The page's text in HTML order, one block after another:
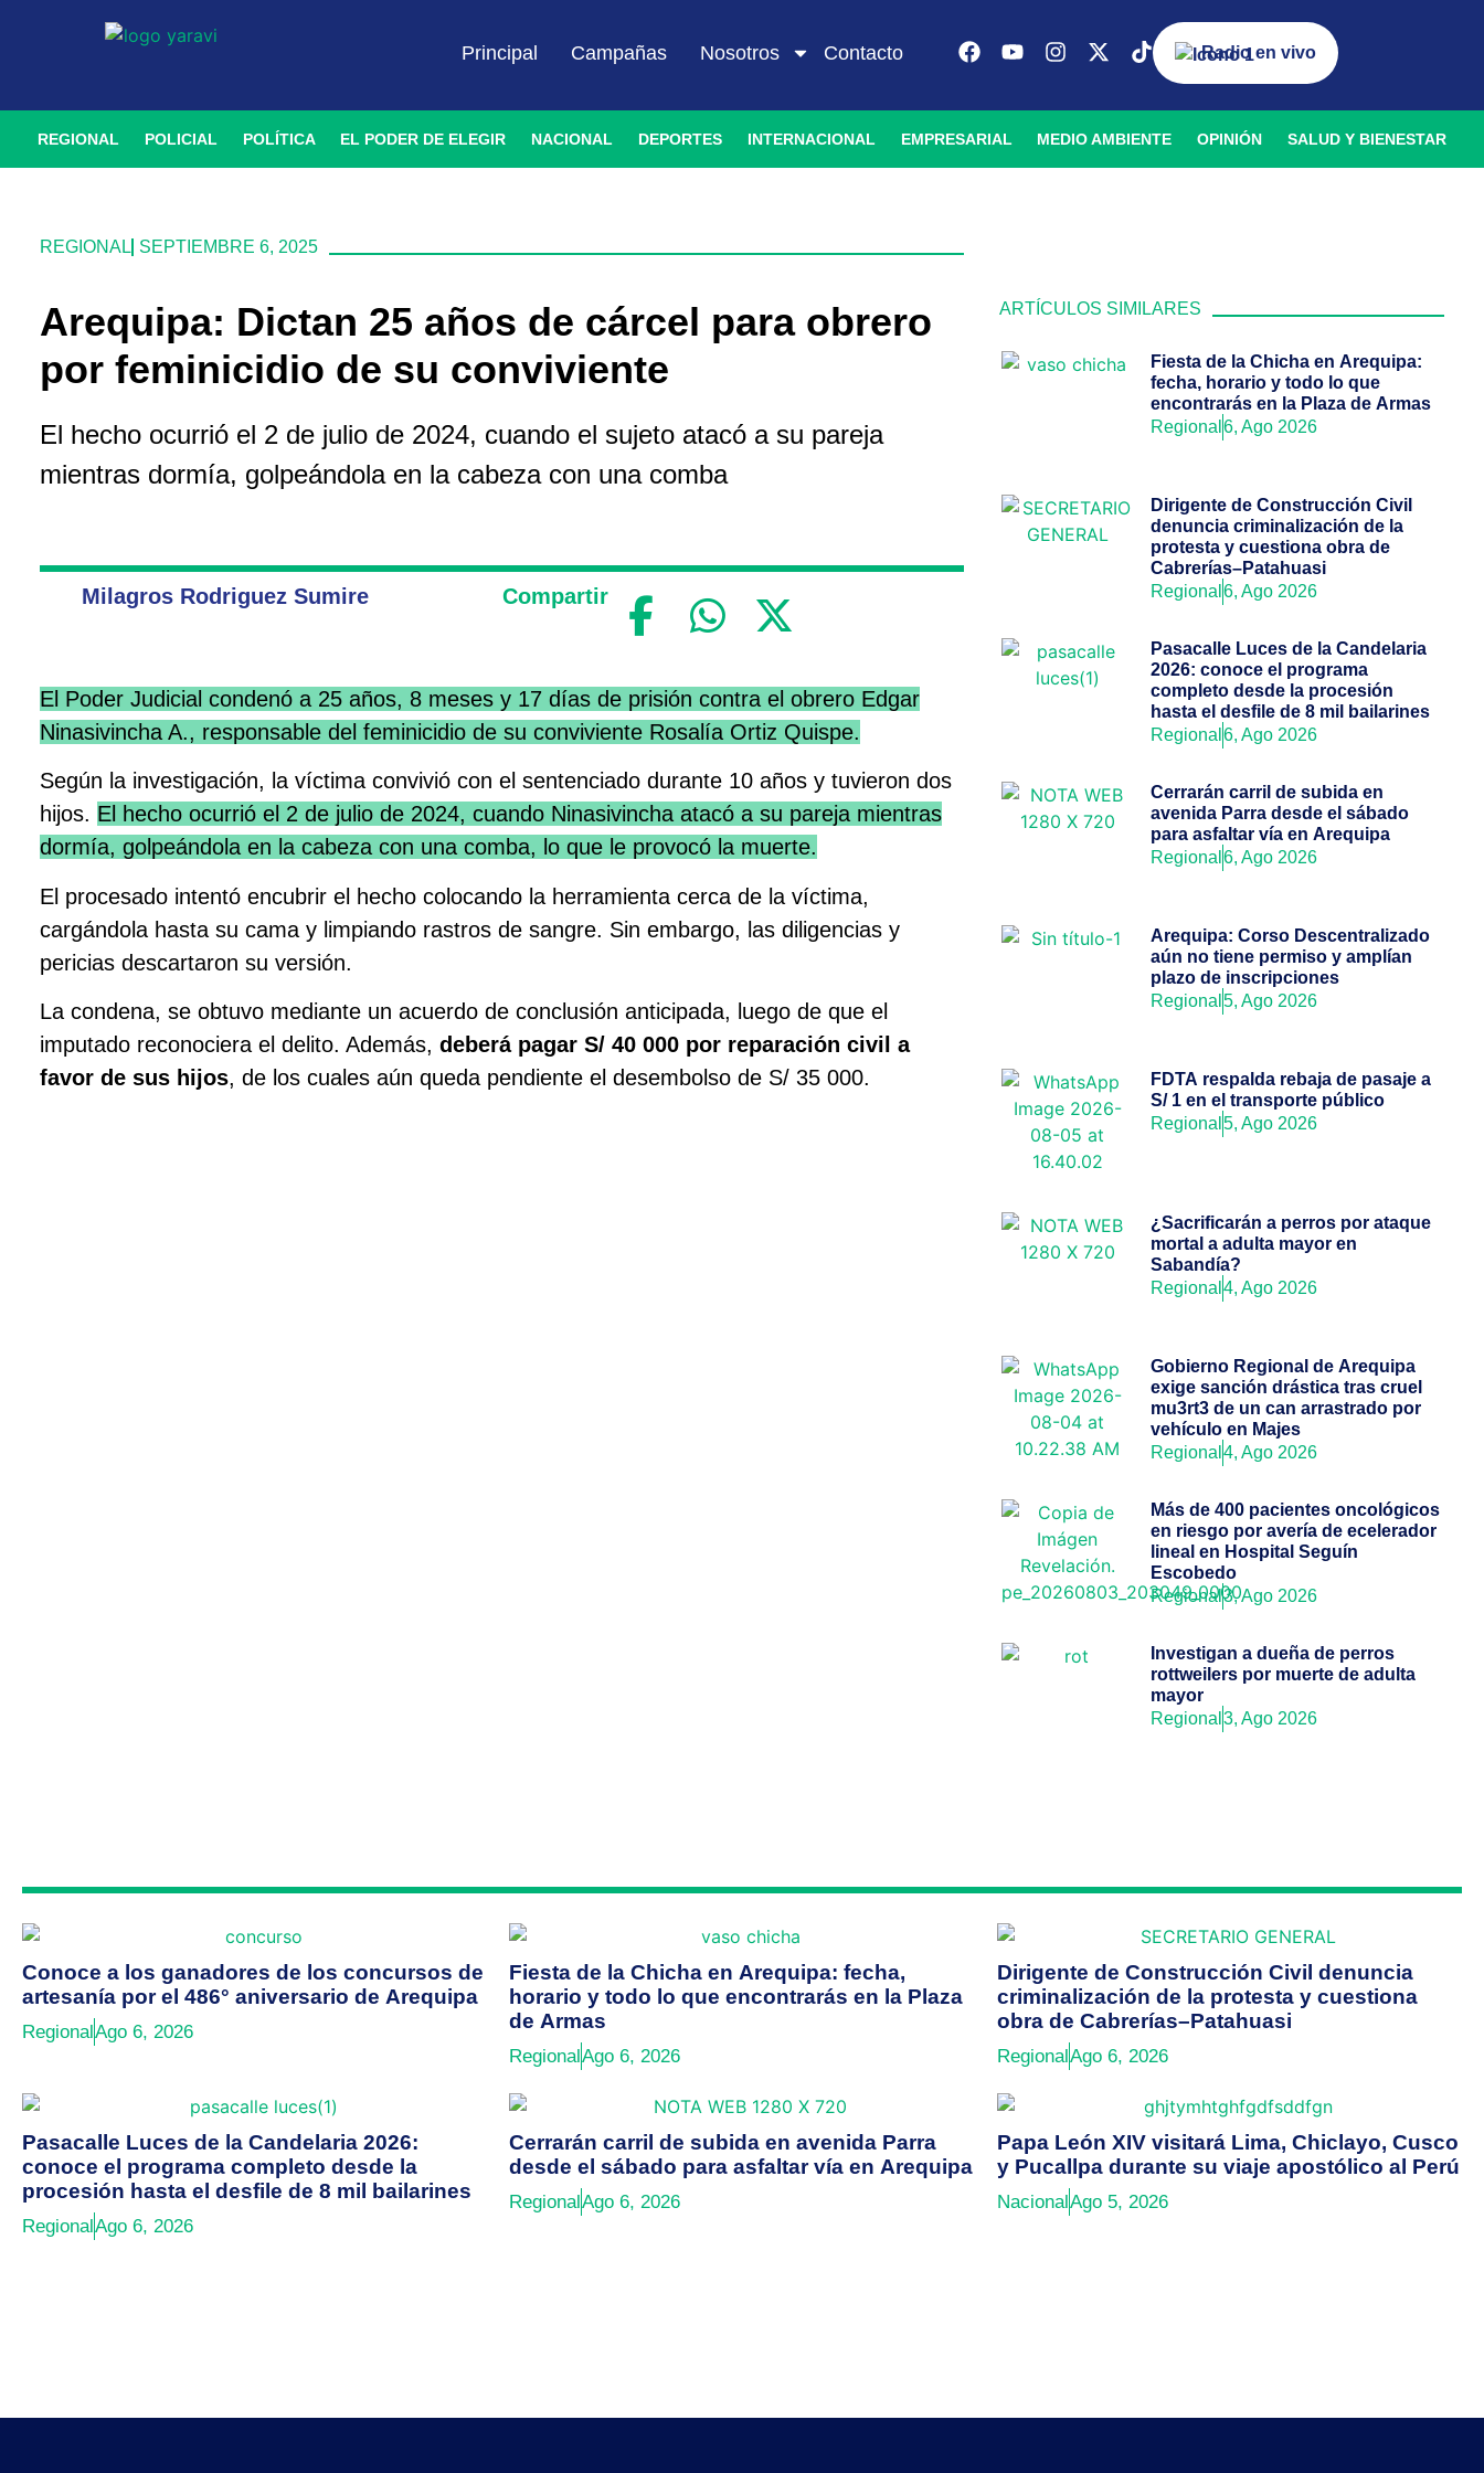
Principal Campañas Nosotros Contacto Radio en vivo
REGIONAL POLICIAL POLÍTICA EL PODER DE ELEGIR NACIONAL DEPORTES INTERNACIONAL EMPRESARIAL MEDIO AMBIENTE OPINIÓN SALUD Y BIENESTAR
ARTÍCULOS SIMILARES
Fiesta de la Chicha en Arequipa:
fecha, horario y todo lo que
encontrarás en la Plaza de Armas
Regional 6, Ago 2026
Dirigente de Construcción Civil
denuncia criminalización de la
protesta y cuestiona obra de
Cabrerías–Patahuasi
Regional 6, Ago 2026
Pasacalle Luces de la Candelaria
2026: conoce el programa
completo desde la procesión
hasta el desfile de 8 mil bailarines
Regional 6, Ago 2026
Cerrarán carril de subida en
avenida Parra desde el sábado
para asfaltar vía en Arequipa
Regional 6, Ago 2026
Arequipa: Corso Descentralizado
aún no tiene permiso y amplían
plazo de inscripciones
Regional 5, Ago 2026
FDTA respalda rebaja de pasaje a
S/ 1 en el transporte público
Regional 5, Ago 2026
¿Sacrificarán a perros por ataque
mortal a adulta mayor en
Sabandía?
Regional 4, Ago 2026
Gobierno Regional de Arequipa
exige sanción drástica tras cruel
mu3rt3 de un can arrastrado por
vehículo en Majes
Regional 4, Ago 2026
Más de 400 pacientes oncológicos
en riesgo por avería de ecelerador
lineal en Hospital Seguín
Escobedo
Regional3, Ago 2026
Investigan a dueña de perros
rottweilers por muerte de adulta
mayor
Regional 3, Ago 2026
REGIONAL SEPTIEMBRE 6, 2025
Arequipa: Dictan 25 años de cárcel para obrero
por feminicidio de su conviviente
El hecho ocurrió el 2 de julio de 2024, cuando el sujeto atacó a su pareja
mientras dormía, golpeándola en la cabeza con una comba
Milagros Rodriguez Sumire Compartir
El Poder Judicial condenó a 25 años, 8 meses y 17 días de prisión contra el obrero Edgar
Ninasivincha A., responsable del feminicidio de su conviviente Rosalía Ortiz Quispe.
Según la investigación, la víctima convivió con el sentenciado durante 10 años y tuvieron dos
hijos. El hecho ocurrió el 2 de julio de 2024, cuando Ninasivincha atacó a su pareja mientras
dormía, golpeándola en la cabeza con una comba, lo que le provocó la muerte.
El procesado intentó encubrir el hecho colocando la herramienta cerca de la víctima,
cargándola hasta su cama y limpiando rastros de sangre. Sin embargo, las diligencias y
pericias descartaron su versión.
La condena, se obtuvo mediante un acuerdo de conclusión anticipada, luego de que el
imputado reconociera el delito. Además,deberá pagar S/ 40 000 por reparación civil a
favor de sus hijos, de los cuales aún queda pendiente el desembolso de S/ 35 000.
Conoce a los ganadores de los concursos de
artesanía por el 486° aniversario de Arequipa
RegionalAgo 6, 2026
Fiesta de la Chicha en Arequipa: fecha,
horario y todo lo que encontrarás en la Plaza
de Armas
RegionalAgo 6, 2026
Dirigente de Construcción Civil denuncia
criminalización de la protesta y cuestiona
obra de Cabrerías–Patahuasi
RegionalAgo 6, 2026
Pasacalle Luces de la Candelaria 2026:
conoce el programa completo desde la
procesión hasta el desfile de 8 mil bailarines
Regional Ago 6, 2026
Cerrarán carril de subida en avenida Parra
desde el sábado para asfaltar vía en Arequipa
Regional Ago 6, 2026
Papa León XIV visitará Lima, Chiclayo, Cusco
y Pucallpa durante su viaje apostólico al Perú
Nacional Ago 5, 2026